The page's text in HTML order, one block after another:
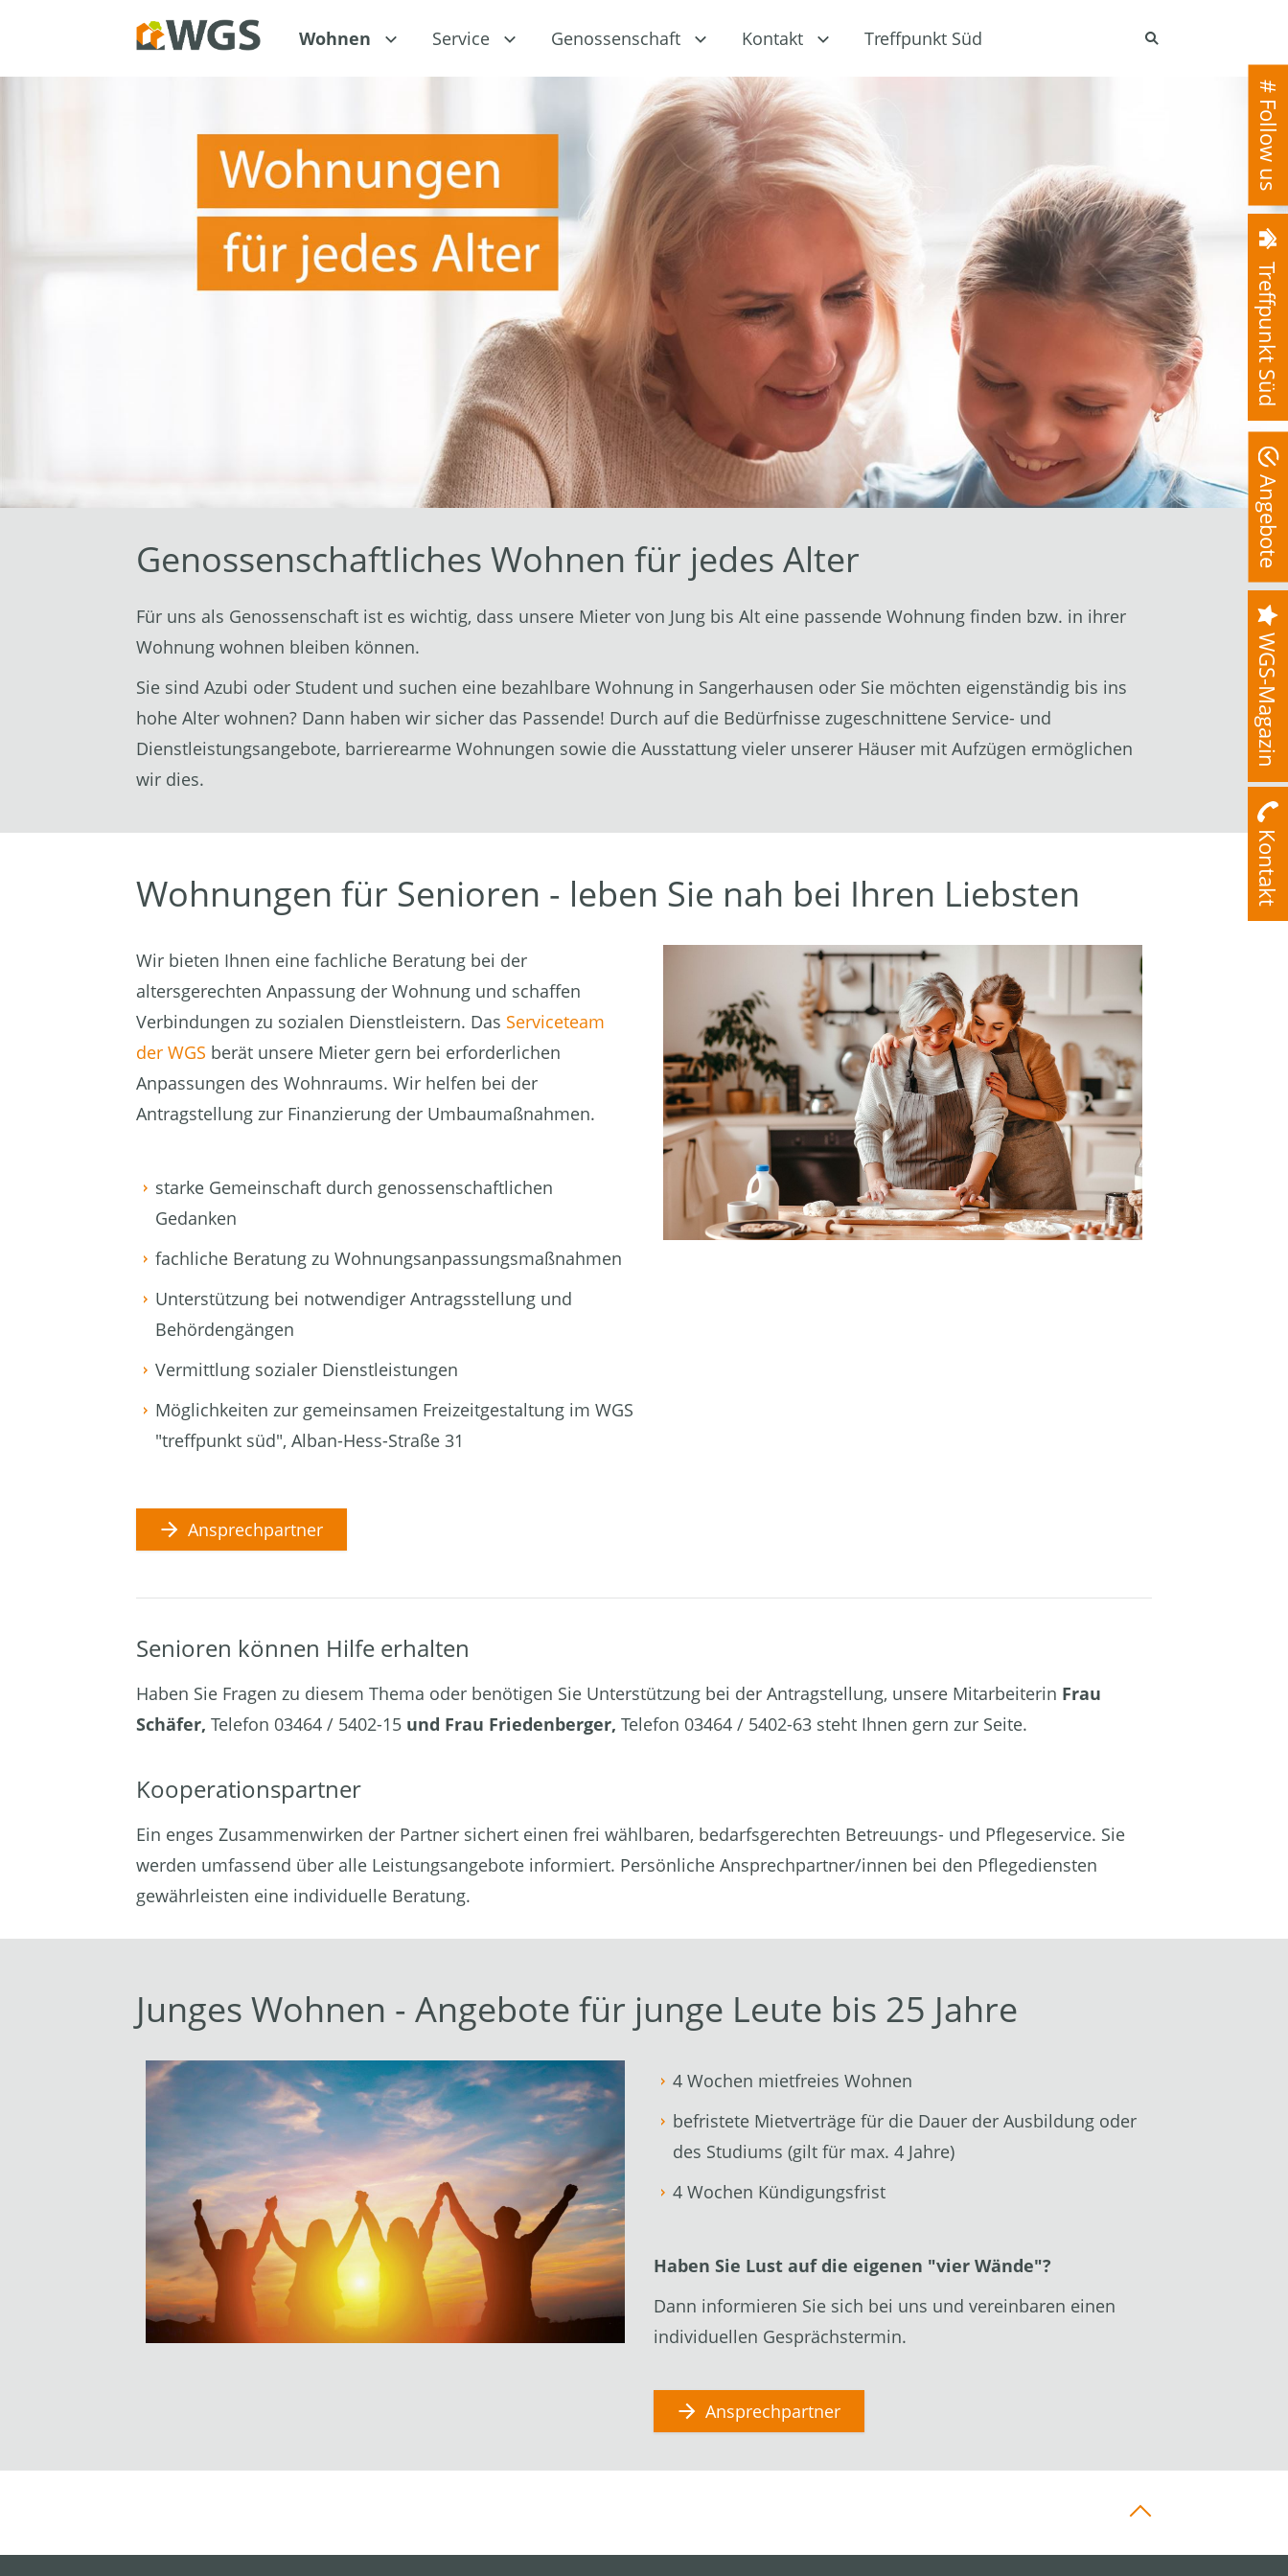
Wohnen Service Genossenschaft Kontakt Treffpunkt Süd
Genossenschaftliches Wohnen für jedes Alter
Für uns als Genossenschaft ist es wichtig, dass unsere Mieter von Jung bis Alt eine passende Wohnung finden bzw. in ihrer
Wohnung wohnen bleiben können.
Sie sind Azubi oder Student und suchen eine bezahlbare Wohnung in Sangerhausen oder Sie möchten eigenständig bis ins
hohe Alter wohnen? Dann haben wir sicher das Passende! Durch auf die Bedürfnisse zugeschnittene Service- und
Dienstleistungsangebote, barrierearme Wohnungen sowie die Ausstattung vieler unserer Häuser mit Aufzügen ermöglichen
wir dies.
Wohnungen für Senioren - leben Sie nah bei Ihren Liebsten
Wir bieten Ihnen eine fachliche Beratung bei der
altersgerechten Anpassung der Wohnung und schaffen
Verbindungen zu sozialen Dienstleistern. Das Serviceteam
der WGS berät unsere Mieter gern bei erforderlichen
Anpassungen des Wohnraums. Wir helfen bei der
Antragstellung zur Finanzierung der Umbaumaßnahmen.
starke Gemeinschaft durch genossenschaftlichen
Gedanken
fachliche Beratung zu Wohnungsanpassungsmaßnahmen
Unterstützung bei notwendiger Antragsstellung und
Behördengängen
Vermittlung sozialer Dienstleistungen
Möglichkeiten zur gemeinsamen Freizeitgestaltung im WGS
"treffpunkt süd", Alban-Hess-Straße 31
Ansprechpartner
Senioren können Hilfe erhalten
Haben Sie Fragen zu diesem Thema oder benötigen Sie Unterstützung bei der Antragstellung, unsere Mitarbeiterin Frau
Schäfer, Telefon 03464 / 5402-15 und Frau Friedenberger, Telefon 03464 / 5402-63 steht Ihnen gern zur Seite.
Kooperationspartner
Ein enges Zusammenwirken der Partner sichert einen frei wählbaren, bedarfsgerechten Betreuungs- und Pflegeservice. Sie
werden umfassend über alle Leistungsangebote informiert. Persönliche Ansprechpartner/innen bei den Pflegediensten
gewährleisten eine individuelle Beratung.
Junges Wohnen - Angebote für junge Leute bis 25 Jahre
4 Wochen mietfreies Wohnen
befristete Mietverträge für die Dauer der Ausbildung oder
des Studiums (gilt für max. 4 Jahre)
4 Wochen Kündigungsfrist
Haben Sie Lust auf die eigenen "vier Wände"?
Dann informieren Sie sich bei uns und vereinbaren einen
individuellen Gesprächstermin.
Ansprechpartner
# Follow us
Treffpunkt Süd
Angebote
WGS-Magazin
Kontakt